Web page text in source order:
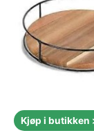
Kjøp i butikken